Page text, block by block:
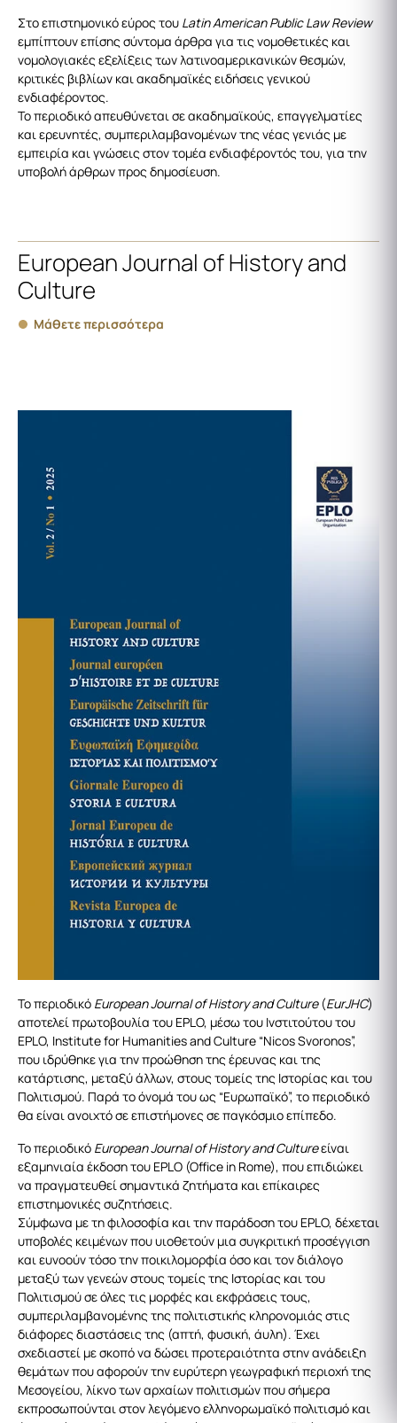
Στο επιστημονικό εύρος του Latin American Public Law Review
εμπίπτουν επίσης σύντομα άρθρα για τις νομοθετικές και
νομολογιακές εξελίξεις των λατινοαμερικανικών θεσμών,
κριτικές βιβλίων και ακαδημαϊκές ειδήσεις γενικού
ενδιαφέροντος.
Το περιοδικό απευθύνεται σε ακαδημαϊκούς, επαγγελματίες
και ερευνητές, συμπεριλαμβανομένων της νέας γενιάς με
εμπειρία και γνώσεις στον τομέα ενδιαφέροντός του, για την
υποβολή άρθρων προς δημοσίευση.
European Journal of History and
Culture​
Μάθετε περισσότερα
Το περιοδικό European Journal of History and Culture(EurJHC)
αποτελεί πρωτοβουλία του EPLO, μέσω του Ινστιτούτου του
EPLO, Institute for Humanities and Culture “Nicos Svoronos”,
που ιδρύθηκε για την προώθηση της έρευνας και της
κατάρτισης, μεταξύ άλλων, στους τομείς της Ιστορίας και του
Πολιτισμού. Παρά το όνομά του ως “Ευρωπαϊκό”, το περιοδικό
θα είναι ανοιχτό σε επιστήμονες σε παγκόσμιο επίπεδο.
Το περιοδικό European Journal of History and Cultureείναι
εξαμηνιαία έκδοση του EPLO (Office in Rome), που επιδιώκει
να πραγματευθεί σημαντικά ζητήματα και επίκαιρες
επιστημονικές συζητήσεις.
Σύμφωνα με τη φιλοσοφία και την παράδοση του EPLO, δέχεται
υποβολές κειμένων που υιοθετούν μια συγκριτική προσέγγιση
και ευνοούν τόσο την ποικιλομορφία όσο και τον διάλογο
μεταξύ των γενεών στους τομείς της Ιστορίας και του
Πολιτισμού σε όλες τις μορφές και εκφράσεις τους,
συμπεριλαμβανομένης της πολιτιστικής κληρονομιάς στις
διάφορες διαστάσεις της (απτή, φυσική, άυλη). Έχει
σχεδιαστεί με σκοπό να δώσει προτεραιότητα στην ανάδειξη
θεμάτων που αφορούν την ευρύτερη γεωγραφική περιοχή της
Μεσογείου, λίκνο των αρχαίων πολιτισμών που σήμερα
εκπροσωπούνται στον λεγόμενο ελληνορωμαϊκό πολιτισμό και